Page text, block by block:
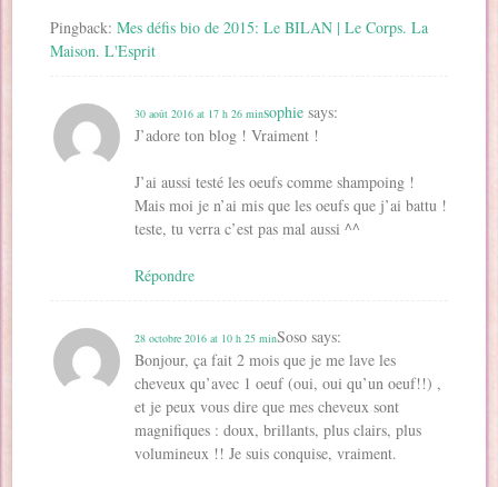
Pingback:Mes défis bio de 2015: Le BILAN | Le Corps. La
Maison. L'Esprit
sophie says:
30 août 2016 at 17 h 26 min
J’adore ton blog ! Vraiment !
J’ai aussi testé les oeufs comme shampoing !
Mais moi je n’ai mis que les oeufs que j’ai battu !
teste, tu verra c’est pas mal aussi ^^
Répondre
Soso says:
28 octobre 2016 at 10 h 25 min
Bonjour, ça fait 2 mois que je me lave les
cheveux qu’avec 1 oeuf (oui, oui qu’un oeuf!!) ,
et je peux vous dire que mes cheveux sont
magnifiques : doux, brillants, plus clairs, plus
volumineux !! Je suis conquise, vraiment.